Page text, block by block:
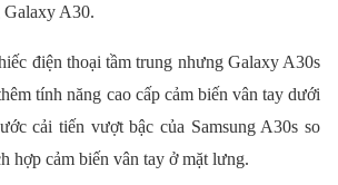
Galaxy A30.
điện thoại tầm trung nhưng Galaxy A30s
tính năng cao cấp cảm biến vân tay dưới
cải tiến vượt bậc của Samsung A30s so
hợp cảm biến vân tay ở mặt lưng.